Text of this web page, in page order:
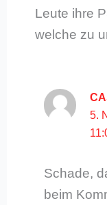
Leute ihre
welche zu
5.
Schade,
beim